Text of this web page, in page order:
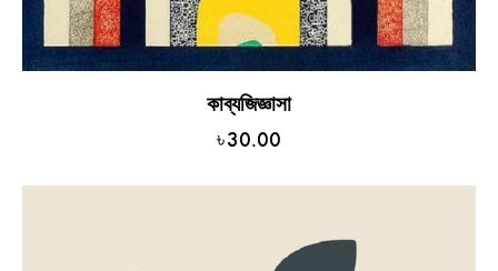
কাব্যজিজ্ঞাসা
৳30.00